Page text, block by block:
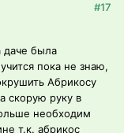
#17
даче была
пока не знаю,
Абрикосу
скорую руку в
необходим
т.к. абрикос